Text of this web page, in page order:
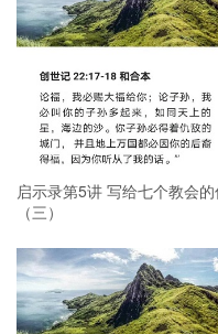
启示录第5讲 写给七个教会
（三）